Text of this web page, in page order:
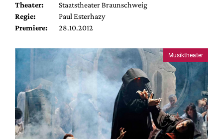
Theater:
Staatstheater Braunschweig
Regie:
Paul Esterhazy
Premiere:
28.10.2012
Musiktheater